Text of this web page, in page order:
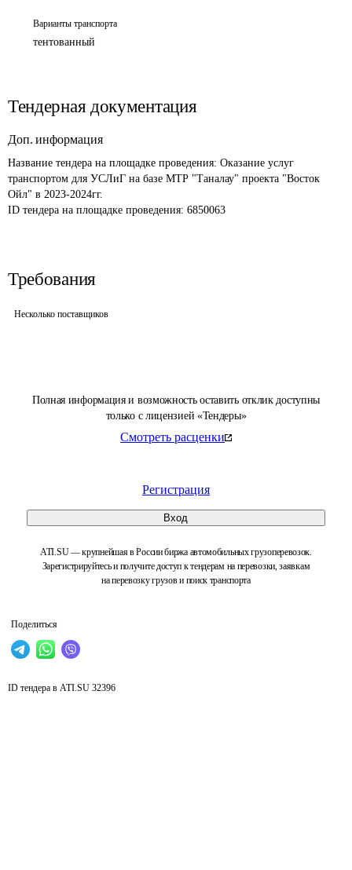
Полная информация и возможность оставить отклик доступны
только с лицензией «Тендеры»
Смотреть расценки
Регистрация
Вход
ATI.SU — крупнейшая в России биржа автомобильных грузоперевозок.
Зарегистрируйтесь и получите доступ к тендерам на перевозки, заявкам
на перевозку грузов и поиск транспорта
Поделиться
Варианты транспорта
тентованный
Тендерная документация
Доп. информация
Название тендера на площадке проведения: Оказание услуг
транспортом для УСЛиГ на базе МТР "Таналау" проекта "Восток
Ойл" в 2023-2024гг.
ID тендера на площадке проведения: 6850063
Требования
Несколько поставщиков
ID тендера в ATI.SU 32396